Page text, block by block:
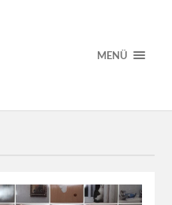
MENÜ